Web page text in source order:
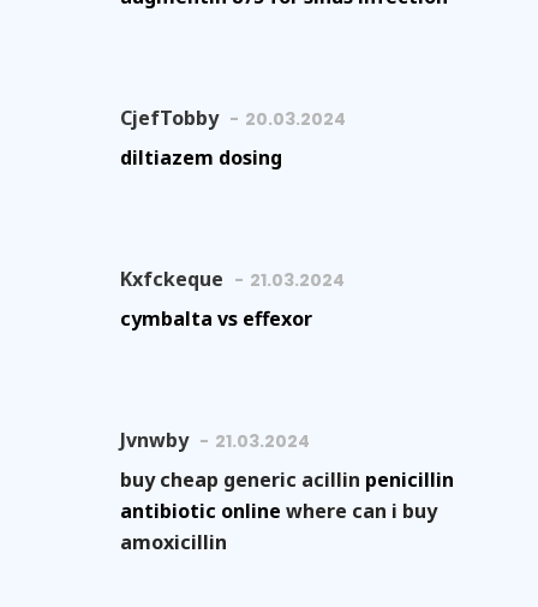
CjefTobby 20.03.2024
diltiazem dosing
Kxfckeque 21.03.2024
cymbalta vs effexor
Jvnwby 21.03.2024
buy cheap generic acillin penicillin
antibiotic online where can i buy
amoxicillin